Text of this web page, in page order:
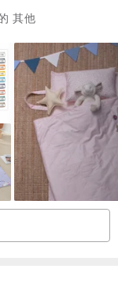
因此商品無法四邊筆
後自然風乾即可 ，
其他